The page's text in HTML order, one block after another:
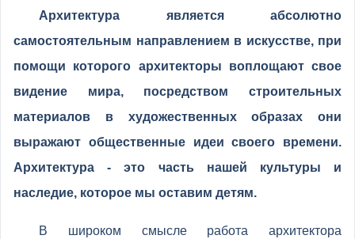
Архитектура является абсолютно
самостоятельным направлением в искусстве, при
помощи которого архитекторы воплощают свое
видение мира, посредством строительных
материалов в художественных образах они
выражают общественные идеи своего времени.
Архитектура - это часть нашей культуры и
наследие, которое мы оставим детям.
В широком смысле работа архитектора